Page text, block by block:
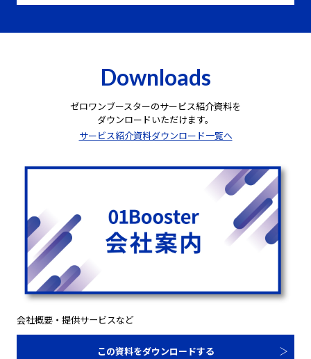
Downloads
ゼロワンブースターのサービス紹介資料を
ダウンロードいただけます。
サービス紹介資料ダウンロード一覧へ
会社概要・提供サービスなど
この資料をダウンロードする